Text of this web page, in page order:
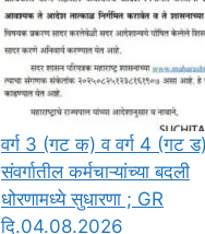
वर्ग 3 (गट क) व वर्ग 4 (गट ड)
संवर्गातील कर्मचाऱ्यांच्या बदली
धोरणामध्ये सुधारणा ; GR
दि.04.08.2026